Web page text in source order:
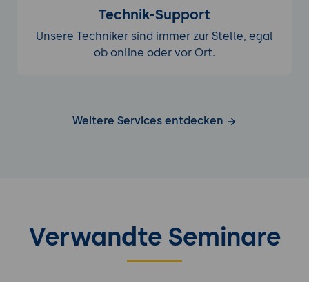
Technik-Support
Unsere Techniker sind immer zur Stelle, egal
ob online oder vor Ort.
Weitere Services entdecken
Verwandte Seminare